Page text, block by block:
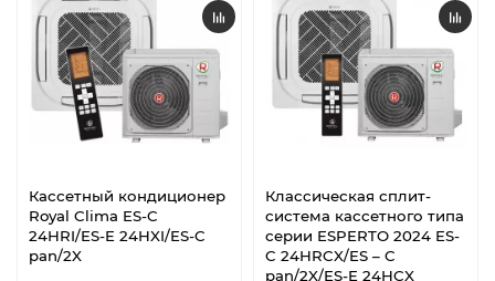
Кассетный кондиционер
Royal Clima ES-C
24HRI/ES-E 24HXI/ES-C
pan/2X
Классическая сплит-
система кассетного типа
серии ESPERTO 2024 ES-
C 24HRCX/ES – C
pan/2X/ES-E 24HCX